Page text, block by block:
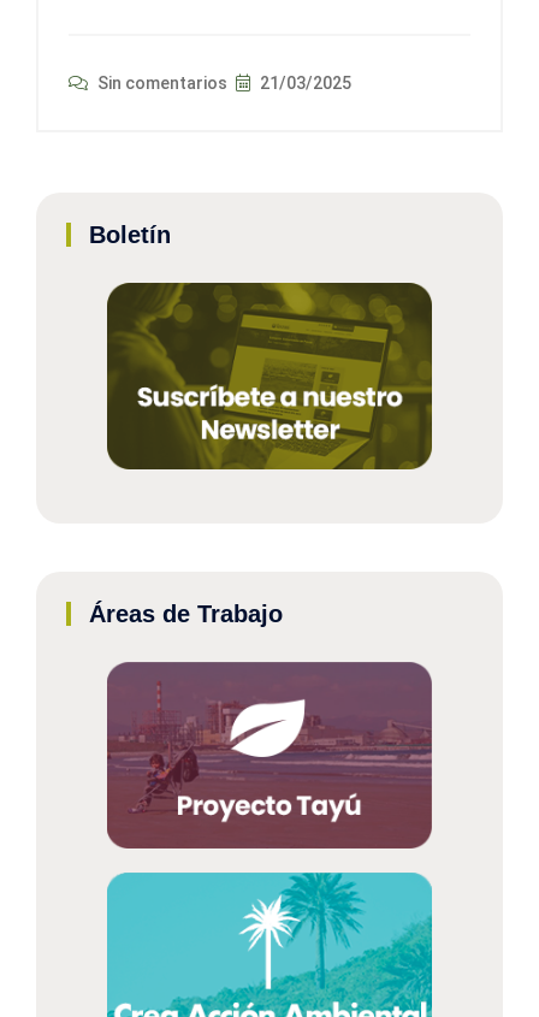
Sin comentarios 21/03/2025
Boletín
Áreas de Trabajo